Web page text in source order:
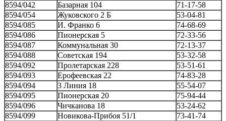
8594/042
Базарная 104
71-17-58
8594/054
Жуковского 2 Б
53-04-81
8594/085
И. Франко 6
74-68-69
8594/086
Пионерская 5
72-33-56
8594/087
Коммунальная 30
72-13-37
8594/088
Советская 194
53-32-58
8594/092
Пролетарская 228
53-51-61
8594/093
Ерофеевская 22
74-83-28
8594/094
3 Линия 18
55-54-07
8594/095
Пионерская 20
75-94-44
8594/096
Чичканова 18
53-24-62
8594/099
Новикова-Прибоя 51/1
73-41-74